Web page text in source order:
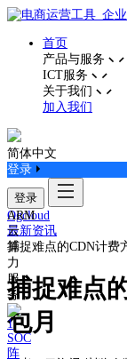
首页
产品与服务
ICT服务
关于我们
加入我们
简体中文
登录
登录
ARM
云
算
力
服
务
SOC
阵
Ogcloud
最新资讯
捕捉难点的CDN计费
捕捉难点
包月